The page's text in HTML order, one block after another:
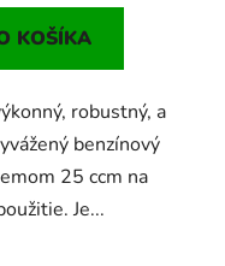
KOŠÍKA
robustný, a
benzínový
25 ccm na
Je...